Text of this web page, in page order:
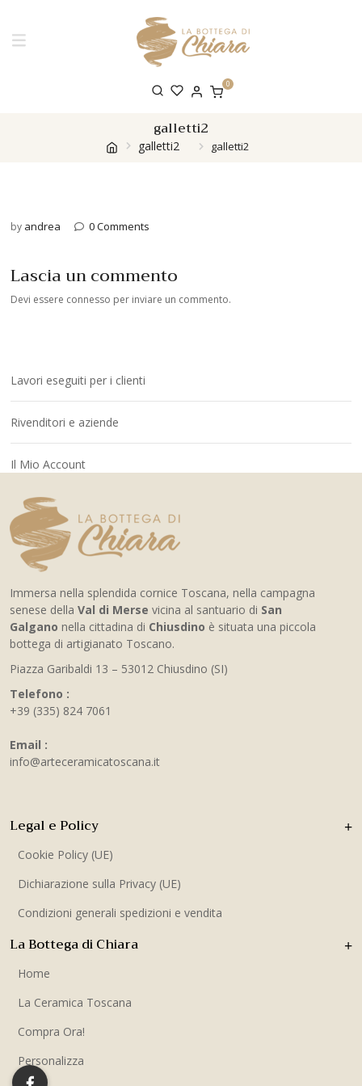
0
galletti2
galletti2 galletti2
by andrea 0 Comments
Lascia un commento
Devi essere connesso per inviare un commento.
Lavori eseguiti per i clienti
Rivenditori e aziende
Il Mio Account
Immersa nella splendida cornice Toscana, nella campagna
senese della Val di Merse vicina al santuario di San
Galgano nella cittadina di Chiusdino è situata una piccola
bottega di artigianato Toscano.
Piazza Garibaldi 13 – 53012 Chiusdino (SI)
Telefono :
+39 (335) 824 7061
Email :
info@arteceramicatoscana.it
La Bottega di Chiara
Home
La Ceramica Toscana
Compra Ora!
Personalizza
Legal e Policy
Cookie Policy (UE)
Dichiarazione sulla Privacy (UE)
Condizioni generali spedizioni e vendita